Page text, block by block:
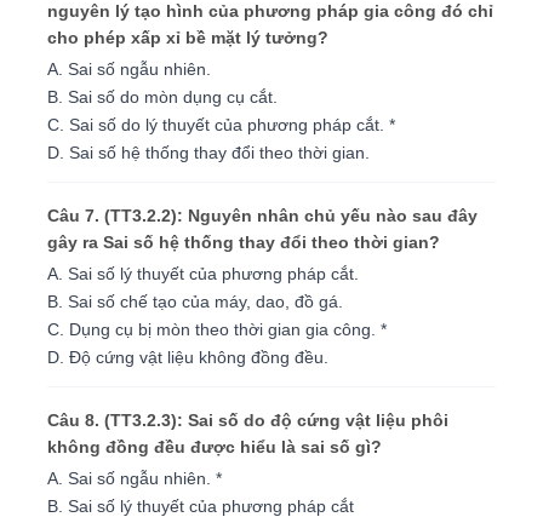
nguyên lý tạo hình của phương pháp gia công đó chỉ
cho phép xấp xỉ bề mặt lý tưởng?
A. Sai số ngẫu nhiên.
B. Sai số do mòn dụng cụ cắt.
C. Sai số do lý thuyết của phương pháp cắt. *
D. Sai số hệ thống thay đổi theo thời gian.
Câu 7. (TT3.2.2): Nguyên nhân chủ yếu nào sau đây
gây ra Sai số hệ thống thay đổi theo thời gian?
A. Sai số lý thuyết của phương pháp cắt.
B. Sai số chế tạo của máy, dao, đồ gá.
C. Dụng cụ bị mòn theo thời gian gia công. *
D. Độ cứng vật liệu không đồng đều.
Câu 8. (TT3.2.3): Sai số do độ cứng vật liệu phôi
không đồng đều được hiểu là sai số gì?
A. Sai số ngẫu nhiên. *
B. Sai số lý thuyết của phương pháp cắt